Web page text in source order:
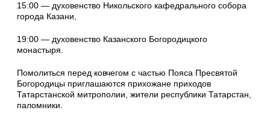
15:00 — духовенство Никольского кафедрального собора
города Казани,
19:00 — духовенство Казанского Богородицкого
монастыря.
Помолиться перед ковчегом с частью Пояса Пресвятой
Богородицы приглашаются прихожане приходов
Татарстанской митрополии, жители республики Татарстан,
паломники.